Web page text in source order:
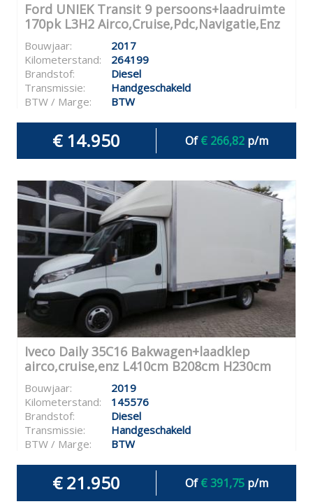
Ford UNIEK Transit 9 persoons+laadruimte
170pk L3H2 Airco,Cruise,Pdc,Navigatie,Enz
Bouwjaar:
2017
Kilometerstand:
264199
Brandstof:
Diesel
Transmissie:
Handgeschakeld
BTW / Marge:
BTW
€ 14.950 Of€ 266,82p/m
Iveco Daily 35C16 Bakwagen+laadklep
airco,cruise,enz L410cm B208cm H230cm
Bouwjaar:
2019
Kilometerstand:
145576
Brandstof:
Diesel
Transmissie:
Handgeschakeld
BTW / Marge:
BTW
€ 21.950 Of€ 391,75p/m